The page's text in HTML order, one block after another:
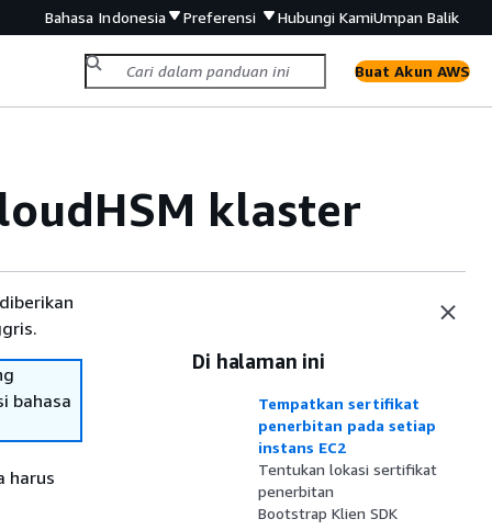
Bahasa Indonesia Preferensi Hubungi KamiUmpan Balik
Buat Akun AWS
klaster
bahasa
harus
Di halaman ini
Tempatkan sertifikat
penerbitan pada setiap
instans EC2
Tentukan lokasi sertifikat
penerbitan
Bootstrap Klien SDK